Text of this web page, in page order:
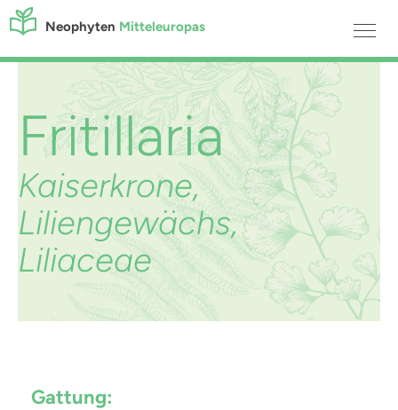
Neophyten Mitteleuropas
Fritillaria
Kaiserkrone,
Liliengewächs,
Liliaceae
Gattung: